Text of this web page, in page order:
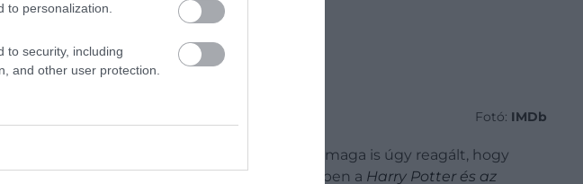
to personalization.
to security, including
and other user protection.
Fotó: IMDb
és a Tűz serlege
került nála. A színész maga is úgy reagált, hogy
azt is jelezte, tudja, sok néző szemében a Harry Potter és az